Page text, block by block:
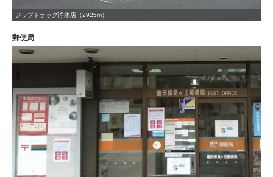
ジップドラッグ浄水店（2925m）
郵便局